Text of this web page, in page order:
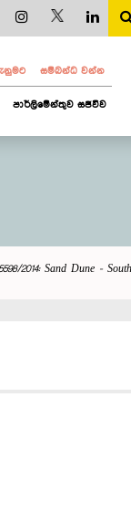
සම්බන්ධ වන්න
පාර්ලිමේන්තුව සජීවීව
2014: Sand Dune -